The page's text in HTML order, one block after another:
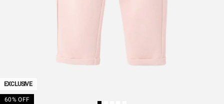
EXCLUSIVE
60% OFF